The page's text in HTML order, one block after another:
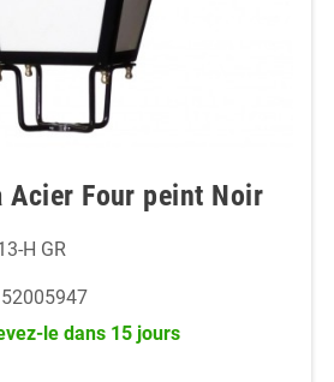
Acier Four peint Noir
H GR
le dans 15 jours